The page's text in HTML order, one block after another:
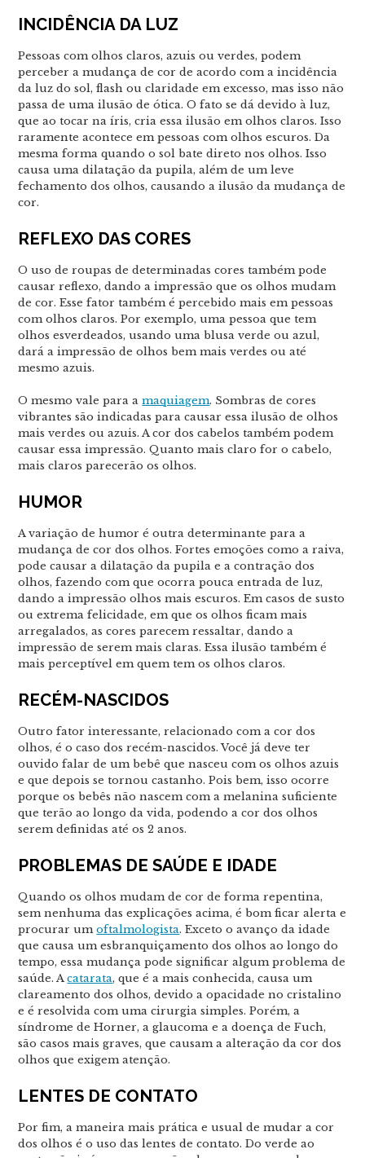
INCIDÊNCIA DA LUZ
Pessoas com olhos claros, azuis ou verdes, podem
perceber a mudança de cor de acordo com a incidência
da luz do sol, flash ou claridade em excesso, mas isso não
passa de uma ilusão de ótica. O fato se dá devido à luz,
que ao tocar na íris, cria essa ilusão em olhos claros. Isso
raramente acontece em pessoas com olhos escuros. Da
mesma forma quando o sol bate direto nos olhos. Isso
causa uma dilatação da pupila, além de um leve
fechamento dos olhos, causando a ilusão da mudança de
cor.
REFLEXO DAS CORES
O uso de roupas de determinadas cores também pode
causar reflexo, dando a impressão que os olhos mudam
de cor. Esse fator também é percebido mais em pessoas
com olhos claros. Por exemplo, uma pessoa que tem
olhos esverdeados, usando uma blusa verde ou azul,
dará a impressão de olhos bem mais verdes ou até
mesmo azuis.
O mesmo vale para amaquiagem. Sombras de cores
vibrantes são indicadas para causar essa ilusão de olhos
mais verdes ou azuis. A cor dos cabelos também podem
causar essa impressão. Quanto mais claro for o cabelo,
mais claros parecerão os olhos.
HUMOR
A variação de humor é outra determinante para a
mudança de cor dos olhos. Fortes emoções como a raiva,
pode causar a dilatação da pupila e a contração dos
olhos, fazendo com que ocorra pouca entrada de luz,
dando a impressão olhos mais escuros. Em casos de susto
ou extrema felicidade, em que os olhos ficam mais
arregalados, as cores parecem ressaltar, dando a
impressão de serem mais claras. Essa ilusão também é
mais perceptível em quem tem os olhos claros.
RECÉM-NASCIDOS
Outro fator interessante, relacionado com a cor dos
olhos, é o caso dos recém-nascidos. Você já deve ter
ouvido falar de um bebê que nasceu com os olhos azuis
e que depois se tornou castanho. Pois bem, isso ocorre
porque os bebês não nascem com a melanina suficiente
que terão ao longo da vida, podendo a cor dos olhos
serem definidas até os 2 anos.
PROBLEMAS DE SAÚDE E IDADE
Quando os olhos mudam de cor de forma repentina,
sem nenhuma das explicações acima, é bom ficar alerta e
procurar umoftalmologista. Exceto o avanço da idade
que causa um esbranquiçamento dos olhos ao longo do
tempo, essa mudança pode significar algum problema de
saúde. Acatarata, que é a mais conhecida, causa um
clareamento dos olhos, devido a opacidade no cristalino
e é resolvida com uma cirurgia simples. Porém, a
síndrome de Horner, a glaucoma e a doença de Fuch,
são casos mais graves, que causam a alteração da cor dos
olhos que exigem atenção.
LENTES DE CONTATO
Por fim, a maneira mais prática e usual de mudar a cor
dos olhos é o uso das lentes de contato. Do verde ao